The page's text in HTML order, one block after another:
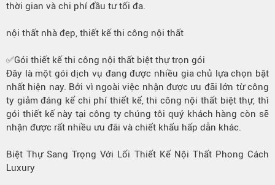
thời gian và chi phí đầu tư tối đa.
nội thất nhà đẹp, thiết kế thi công nội thất
✅Gói thiết kế thi công nội thất biệt thự trọn gói
Đây là một gói dịch vụ đang được nhiều gia chủ lựa chọn bật
nhất hiện nay. Bởi vì ngoài việc nhận được ưu đãi lớn từ công
ty giảm đáng kể chi phí thiết kế, thi công nội thất biệt thự, thì
gói thiết kế này tại công ty chúng tôi quý khách hàng còn sẽ
nhận được rất nhiều ưu đãi và chiết khấu hấp dẫn khác.
Biệt Thự Sang Trọng Với Lối Thiết Kế Nội Thất Phong Cách
Luxury